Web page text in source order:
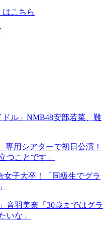
ドル」NMB48安部若菜、難
専用シアターで初日公演！
つことです」
女子大卒！「同級生でグラ
音羽美奈「30歳まではグラ
いな」